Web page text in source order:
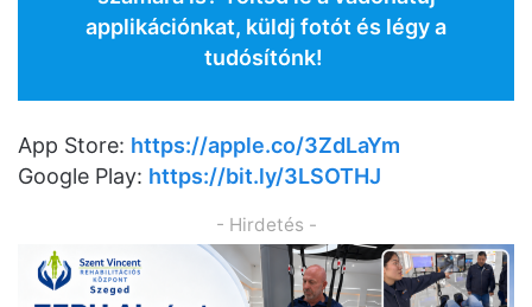
applikációnkat, küldj fotót és légy a
tudósítónk!
App Store: https://apple.co/3ZdLaYm
Google Play: https://bit.ly/3LSOTHJ
- Hirdetés -